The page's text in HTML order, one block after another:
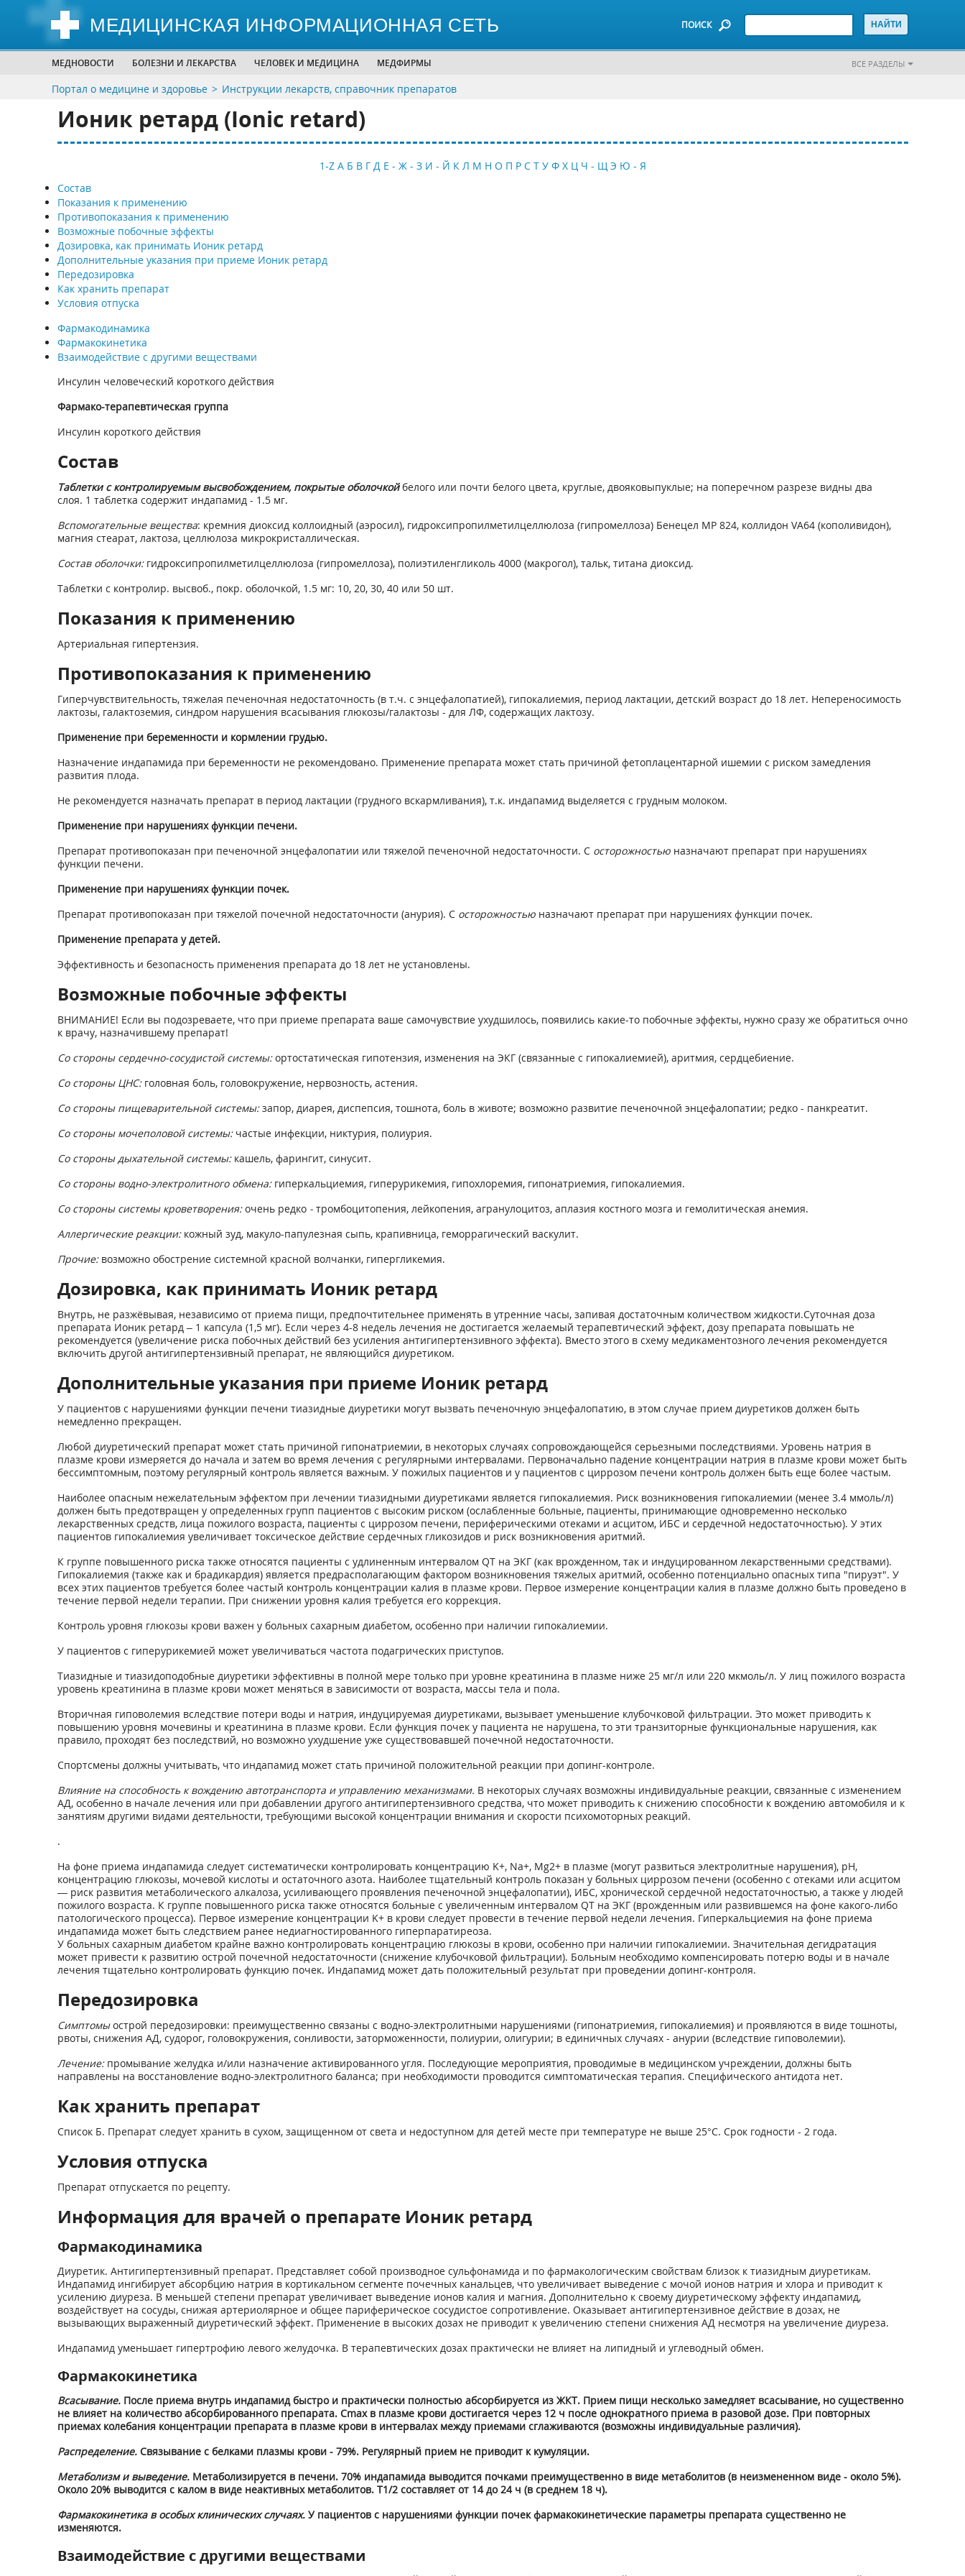
МЕДИЦИНСКАЯ ИНФОРМАЦИОННАЯ СЕТЬ ПОИСК
МЕДНОВОСТИ БОЛЕЗНИ И ЛЕКАРСТВА ЧЕЛОВЕК И МЕДИЦИНА МЕДФИРМЫ ВСЕ РАЗДЕЛЫ
Портал о медицине и здоровье Инструкции лекарств, справочник препаратов
Ионик ретард (Ionic retard)
1-Z А Б В Г Д Е - Ж - З И - Й К Л М Н О П Р С Т У Ф Х Ц Ч - Щ Э Ю - Я
Состав
Показания к применению
Противопоказания к применению
Возможные побочные эффекты
Дозировка, как принимать Ионик ретард
Дополнительные указания при приеме Ионик ретард
Передозировка
Как хранить препарат
Условия отпуска
Фармакодинамика
Фармакокинетика
Взаимодействие с другими веществами
Инсулин человеческий короткого действия
Фармако-терапевтическая группа
Инсулин короткого действия
Состав
Таблетки с контролируемым высвобождением, покрытые оболочкойбелого или почти белого цвета, круглые, двояковыпуклые; на поперечном разрезе видны два
слоя. 1 таблетка содержит индапамид - 1.5 мг.
Вспомогательные вещества: кремния диоксид коллоидный (аэросил), гидроксипропилметилцеллюлоза (гипромеллоза) Бенецел МР 824, коллидон VA64 (кополивидон),
магния стеарат, лактоза, целлюлоза микрокристаллическая.
Состав оболочки:гидроксипропилметилцеллюлоза (гипромеллоза), полиэтиленгликоль 4000 (макрогол), тальк, титана диоксид.
Таблетки с контролир. высвоб., покр. оболочкой, 1.5 мг: 10, 20, 30, 40 или 50 шт.
Показания к применению
Артериальная гипертензия.
Противопоказания к применению
Гиперчувствительность, тяжелая печеночная недостаточность (в т.ч. с энцефалопатией), гипокалиемия, период лактации, детский возраст до 18 лет. Непереносимость
лактозы, галактоземия, синдром нарушения всасывания глюкозы/галактозы - для ЛФ, содержащих лактозу.
Применение при беременности и кормлении грудью.
Назначение индапамида при беременности не рекомендовано. Применение препарата может стать причиной фетоплацентарной ишемии с риском замедления
развития плода.
Не рекомендуется назначать препарат в период лактации (грудного вскармливания), т.к. индапамид выделяется с грудным молоком.
Применение при нарушениях функции печени.
Препарат противопоказан при печеночной энцефалопатии или тяжелой печеночной недостаточности. С осторожностьюназначают препарат при нарушениях
функции печени.
Применение при нарушениях функции почек.
Препарат противопоказан при тяжелой почечной недостаточности (анурия). С осторожностьюназначают препарат при нарушениях функции почек.
Применение препарата у детей.
Эффективность и безопасность применения препарата до 18 лет не установлены.
Возможные побочные эффекты
ВНИМАНИЕ! Если вы подозреваете, что при приеме препарата ваше самочувствие ухудшилось, появились какие-то побочные эффекты, нужно сразу же обратиться очно
к врачу, назначившему препарат!
Со стороны сердечно-сосудистой системы:ортостатическая гипотензия, изменения на ЭКГ (связанные с гипокалиемией), аритмия, сердцебиение.
Со стороны ЦНС: головная боль, головокружение, нервозность, астения.
Со стороны пищеварительной системы:запор, диарея, диспепсия, тошнота, боль в животе; возможно развитие печеночной энцефалопатии; редко - панкреатит.
Со стороны мочеполовой системы: частые инфекции, никтурия, полиурия.
Со стороны дыхательной системы: кашель, фарингит, синусит.
Со стороны водно-электролитного обмена: гиперкальциемия, гиперурикемия, гипохлоремия, гипонатриемия, гипокалиемия.
Со стороны системы кроветворения:очень редко -тромбоцитопения, лейкопения, агранулоцитоз, аплазия костного мозга и гемолитическая анемия.
Аллергические реакции: кожный зуд, макуло-папулезная сыпь, крапивница, геморрагический васкулит.
Прочие: возможно обострение системной красной волчанки, гипергликемия.
Дозировка, как принимать Ионик ретард
Внутрь, не разжёвывая, независимо от приема пищи, предпочтительнее применять в утренние часы, запивая достаточным количеством жидкости.Суточная доза
препарата Ионик ретард – 1 капсула (1,5 мг). Если через 4-8 недель лечения не достигается желаемый терапевтический эффект, дозу препарата повышать не
рекомендуется (увеличение риска побочных действий без усиления антигипертензивного эффекта). Вместо этого в схему медикаментозного лечения рекомендуется
включить другой антигипертензивный препарат, не являющийся диуретиком.
Дополнительные указания при приеме Ионик ретард
У пациентов с нарушениями функции печени тиазидные диуретики могут вызвать печеночную энцефалопатию, в этом случае прием диуретиков должен быть
немедленно прекращен.
Любой диуретический препарат может стать причиной гипонатриемии, в некоторых случаях сопровождающейся серьезными последствиями. Уровень натрия в
плазме крови измеряется до начала и затем во время лечения с регулярными интервалами. Первоначально падение концентрации натрия в плазме крови может быть
бессимптомным, поэтому регулярный контроль является важным. У пожилых пациентов и у пациентов с циррозом печени контроль должен быть еще более частым.
Наиболее опасным нежелательным эффектом при лечении тиазидными диуретиками является гипокалиемия. Риск возникновения гипокалиемии (менее 3.4 ммоль/л)
должен быть предотвращен у определенных групп пациентов с высоким риском (ослабленные больные, пациенты, принимающие одновременно несколько
лекарственных средств, лица пожилого возраста, пациенты с циррозом печени, периферическими отеками и асцитом, ИБС и сердечной недостаточностью). У этих
пациентов гипокалиемия увеличивает токсическое действие сердечных гликозидов и риск возникновения аритмий.
К группе повышенного риска также относятся пациенты с удлиненным интервалом QT на ЭКГ (как врожденном, так и индуцированном лекарственными средствами).
Гипокалиемия (также как и брадикардия) является предрасполагающим фактором возникновения тяжелых аритмий, особенно потенциально опасных типа "пируэт". У
всех этих пациентов требуется более частый контроль концентрации калия в плазме крови. Первое измерение концентрации калия в плазме должно быть проведено в
течение первой недели терапии. При снижении уровня калия требуется его коррекция.
Контроль уровня глюкозы крови важен у больных сахарным диабетом, особенно при наличии гипокалиемии.
У пациентов с гиперурикемией может увеличиваться частота подагрических приступов.
Тиазидные и тиазидоподобные диуретики эффективны в полной мере только при уровне креатинина в плазме ниже 25 мг/л или 220 мкмоль/л. У лиц пожилого возраста
уровень креатинина в плазме крови может меняться в зависимости от возраста, массы тела и пола.
Вторичная гиповолемия вследствие потери воды и натрия, индуцируемая диуретиками, вызывает уменьшение клубочковой фильтрации. Это может приводить к
повышению уровня мочевины и креатинина в плазме крови. Если функция почек у пациента не нарушена, то эти транзиторные функциональные нарушения, как
правило, проходят без последствий, но возможно ухудшение уже существовавшей почечной недостаточности.
Спортсмены должны учитывать, что индапамид может стать причиной положительной реакции при допинг-контроле.
Влияние на способность к вождению автотранспорта и управлению механизмами. В некоторых случаях возможны индивидуальные реакции, связанные с изменением
АД, особенно в начале лечения или при добавлении другого антигипертензивного средства, что может приводить к снижению способности к вождению автомобиля и к
занятиям другими видами деятельности, требующими высокой концентрации внимания и скорости психомоторных реакций.
.
На фоне приема индапамида следует систематически контролировать концентрацию K+, Na+, Mg2+ в плазме (могут развиться электролитные нарушения), pH,
концентрацию глюкозы, мочевой кислоты и остаточного азота. Наиболее тщательный контроль показан у больных циррозом печени (особенно с отеками или асцитом
— риск развития метаболического алкалоза, усиливающего проявления печеночной энцефалопатии), ИБС, хронической сердечной недостаточностью, а также у людей
пожилого возраста. К группе повышенного риска также относятся больные с увеличенным интервалом QT на ЭКГ (врожденным или развившемся на фоне какого-либо
патологического процесса). Первое измерение концентрации K+ в крови следует провести в течение первой недели лечения. Гиперкальциемия на фоне приема
индапамида может быть следствием ранее недиагностированного гиперпаратиреоза.
У больных сахарным диабетом крайне важно контролировать концентрацию глюкозы в крови, особенно при наличии гипокалиемии. Значительная дегидратация
может привести к развитию острой почечной недостаточности (снижение клубочковой фильтрации). Больным необходимо компенсировать потерю воды и в начале
лечения тщательно контролировать функцию почек. Индапамид может дать положительный результат при проведении допинг-контроля.
Передозировка
Симптомыострой передозировки: преимущественно связаны с водно-электролитными нарушениями (гипонатриемия, гипокалиемия) и проявляются в виде тошноты,
рвоты, снижения АД, судорог, головокружения, сонливости, заторможенности, полиурии, олигурии; в единичных случаях - анурии (вследствие гиповолемии).
Лечение:промывание желудка и/или назначение активированного угля. Последующие мероприятия, проводимые в медицинском учреждении, должны быть
направлены на восстановление водно-электролитного баланса; при необходимости проводится симптоматическая терапия. Специфического антидота нет.
Как хранить препарат
Список Б. Препарат следует хранить в сухом, защищенном от света и недоступном для детей месте при температуре не выше 25°С. Срок годности - 2 года.
Условия отпуска
Препарат отпускается по рецепту.
Информация для врачей о препарате Ионик ретард
Фармакодинамика
Диуретик. Антигипертензивный препарат. Представляет собой производное сульфонамида и по фармакологическим свойствам близок к тиазидным диуретикам.
Индапамид ингибирует абсорбцию натрия в кортикальном сегменте почечных канальцев, что увеличивает выведение с мочой ионов натрия и хлора и приводит к
усилению диуреза. В меньшей степени препарат увеличивает выведение ионов калия и магния. Дополнительно к своему диуретическому эффекту индапамид,
воздействует на сосуды, снижая артериолярное и общее париферическое сосудистое сопротивление. Оказывает антигипертензивное действие в дозах, не
вызывающих выраженный диуретический эффект. Применение в высоких дозах не приводит к увеличению степени снижения АД несмотря на увеличение диуреза.
Индапамид уменьшает гипертрофию левого желудочка. В терапевтических дозах практически не влияет на липидный и углеводный обмен.
Фармакокинетика
Всасывание. После приема внутрь индапамид быстро и практически полностью абсорбируется из ЖКТ. Прием пищи несколько замедляет всасывание, но существенно
не влияет на количество абсорбированного препарата. Cmax в плазме крови достигается через 12 ч после однократного приема в разовой дозе. При повторных
приемах колебания концентрации препарата в плазме крови в интервалах между приемами сглаживаются (возможны индивидуальные различия).
Распределение. Связывание с белками плазмы крови - 79%. Регулярный прием не приводит к кумуляции.
Метаболизм и выведение. Метаболизируется в печени. 70% индапамида выводится почками преимущественно в виде метаболитов (в неизмененном виде - около 5%).
Около 20% выводится с калом в виде неактивных метаболитов. T1/2 составляет от 14 до 24 ч (в среднем 18 ч).
Фармакокинетика в особых клинических случаях. У пациентов с нарушениями функции почек фармакокинетические параметры препарата существенно не
изменяются.
Взаимодействие с другими веществами